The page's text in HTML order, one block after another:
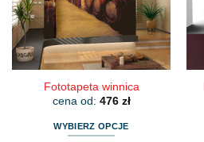
Fototapeta winnica
cena od: 476 zł
WYBIERZ OPCJE